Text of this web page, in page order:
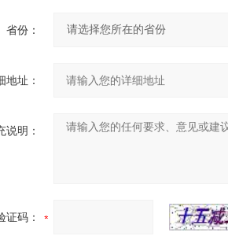
省份：
地址：
说明：
证码：